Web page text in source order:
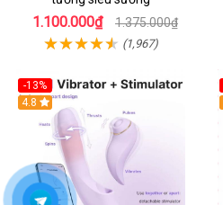
1.100.000₫ 1.375.000₫
(1,967)
-13%
4.8